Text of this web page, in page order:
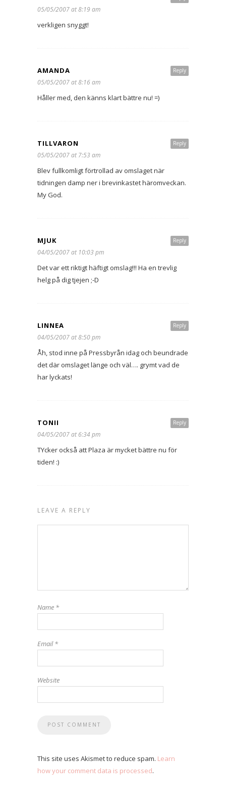
05/05/2007 at 8:19 am
verkligen snyggt!
Reply
AMANDA
05/05/2007 at 8:16 am
Håller med, den känns klart bättre nu! =)
Reply
TILLVARON
05/05/2007 at 7:53 am
Blev fullkomligt förtrollad av omslaget när
tidningen damp ner i brevinkastet häromveckan.
My God.
Reply
MJUK
04/05/2007 at 10:03 pm
Det var ett riktigt häftigt omslag!!! Ha en trevlig
helg på dig tjejen ;-D
Reply
LINNEA
04/05/2007 at 8:50 pm
Åh, stod inne på Pressbyrån idag och beundrade
det där omslaget länge och väl…. grymt vad de
har lyckats!
Reply
TONII
04/05/2007 at 6:34 pm
TYcker också att Plaza är mycket bättre nu för
tiden! :)
LEAVE A REPLY
Name *
Email*
Website
This site uses Akismet to reduce spam. Learn
how your comment data is processed.